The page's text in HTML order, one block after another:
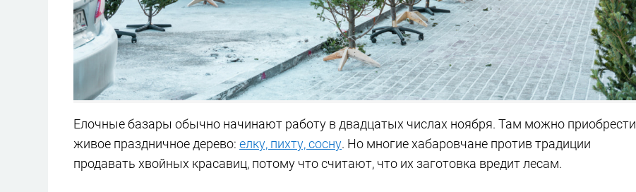
Елочные базары обычно начинают работу в двадцатых числах ноября. Там можно приобрести
живое праздничное дерево: елку, пихту, сосну. Но многие хабаровчане против традиции
продавать хвойных красавиц, потому что считают, что их заготовка вредит лесам.